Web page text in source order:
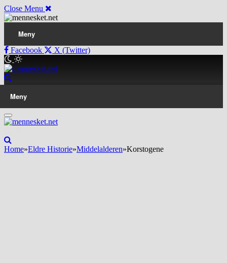
Close Menu
Meny
Facebook X (Twitter)
Meny
Home»Eldre Historie»Middelalderen»Korstogene